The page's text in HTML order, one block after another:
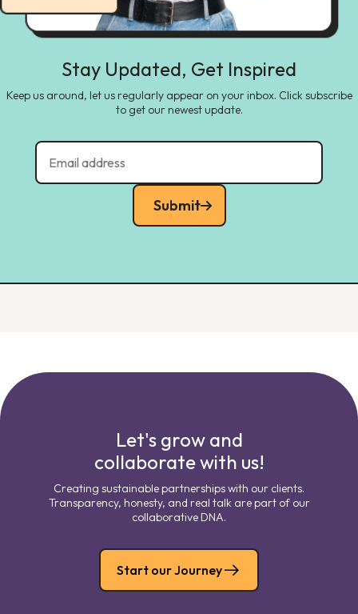
Stay Updated, Get Inspired
Keep us around, let us regularly appear on your inbox. Click subscribe
to get our newest update.
Submit
Let's grow and
collaborate with us!
Creating sustainable partnerships with our clients.
Transparency, honesty, and real talk are part of our
collaborative DNA.
Start our Journey